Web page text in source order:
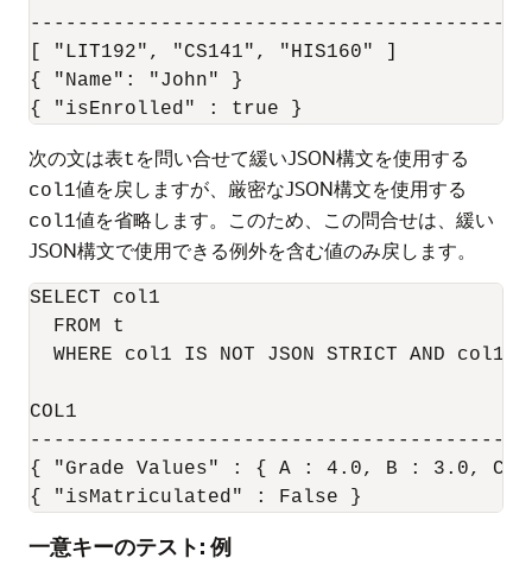
[ "LIT192", "CS141", "HIS160" ]
{ "Name": "John" }
次の文は表t を問い合せて緩いJSON構文を使用する
col1値を戻しますが、厳密なJSON構文を使用する
col1値を省略します。このため、この問合せは、緩い
JSON構文で使用できる例外を含む値のみ戻します。
SELECT col1
  FROM t
WHERE col1 IS NOT JSON STRICT AND col1
COL1
{ "Grade Values" : { A : 4.0, B : 3.0, C
{ "isMatriculated" : False }
一意キーのテスト: 例